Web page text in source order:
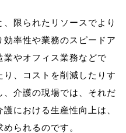
限られたリソースでより
率性や業務のスピードア
業やオフィス業務などで
、コストを削減したりす
、介護の現場では、それだ
における生産性向上は、
られるのです。